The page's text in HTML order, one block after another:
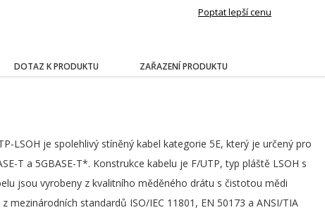
Poptat lepší cenu
DOTAZ K PRODUKTU ZAŘAZENÍ PRODUKTU
LSOH je spolehlivý stíněný kabel kategorie 5E, který je určený pro
T a 5GBASE-T*. Konstrukce kabelu je F/UTP, typ pláště LSOH s
jsou vyrobeny z kvalitního měděného drátu s čistotou mědi
mezinárodních standardů ISO/IEC 11801, EN 50173 a ANSI/TIA